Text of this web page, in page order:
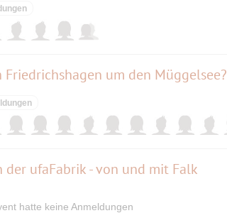
um den Müggelsee?
ufaFabrik - von und mit Falk
hatte keine Anmeldungen